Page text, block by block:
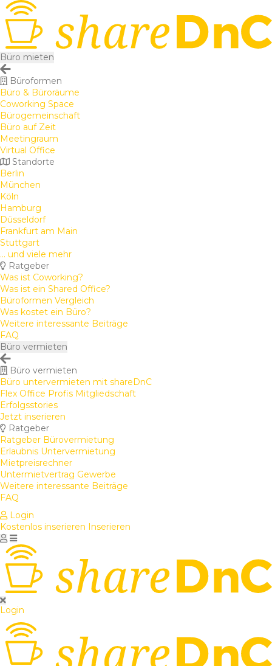
Büro mieten
Büroformen
Büro & Büroräume
Coworking Space
Bürogemeinschaft
Büro auf Zeit
Meetingraum
Virtual Office
Standorte
Berlin
München
Köln
Hamburg
Düsseldorf
Frankfurt am Main
Stuttgart
... und viele mehr
Ratgeber
Was ist Coworking?
Was ist ein Shared Office?
Büroformen Vergleich
Was kostet ein Büro?
Weitere interessante Beiträge
FAQ
Büro vermieten
Büro vermieten
Büro untervermieten mit shareDnC
Flex Office Profis Mitgliedschaft
Erfolgsstories
Jetzt inserieren
Ratgeber
Ratgeber Bürovermietung
Erlaubnis Untervermietung
Mietpreisrechner
Untermietvertrag Gewerbe
Weitere interessante Beiträge
FAQ
Login
Kostenlos inserieren Inserieren
Login